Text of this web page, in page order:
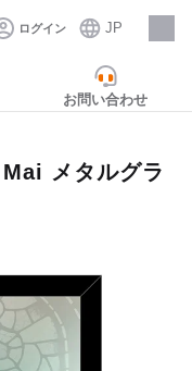
ログイン JP
採用情報
お問い合わせ
メタルグラ